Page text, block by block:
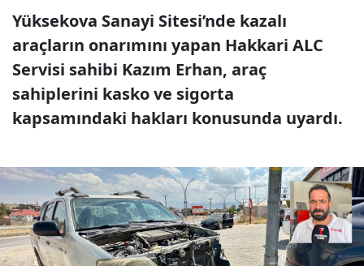
Yüksekova Sanayi Sitesi’nde kazalı
araçların onarımını yapan Hakkari ALC
Servisi sahibi Kazım Erhan, araç
sahiplerini kasko ve sigorta
kapsamındaki hakları konusunda uyardı.